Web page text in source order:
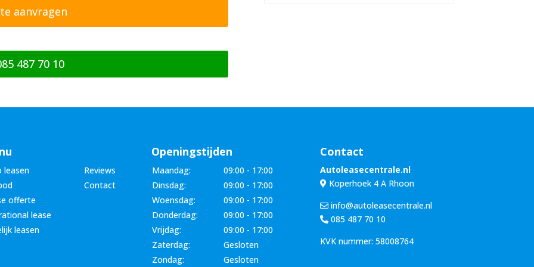
487 70 10
leasen
Reviews
Contact
offerte
lease
leasen
Openingstijden
Maandag:
09:00 - 17:00
Dinsdag:
09:00 - 17:00
Woensdag:
09:00 - 17:00
Donderdag:
09:00 - 17:00
Vrijdag:
09:00 - 17:00
Zaterdag:
Gesloten
Zondag:
Gesloten
Contact
Autoleasecentrale.nl
Koperhoek 4 A Rhoon
info@autoleasecentrale.nl
085 487 70 10
KVK nummer: 58008764